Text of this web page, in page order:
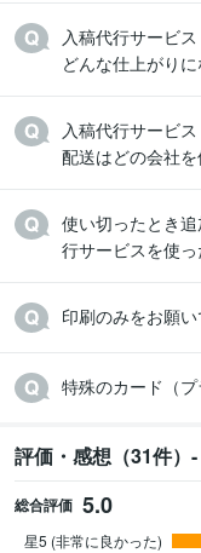
入稿代行サービ
どんな仕上がり
入稿代行サービ
配送はどの会社
使い切ったとき
行サービスを使っ
印刷のみをお願
特殊のカード（
評価・感想（31件）
総合評価 5.0
星5 (非常に良かった)